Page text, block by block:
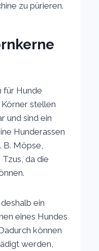
zu pürieren.
für Hunde
stellen
und sind ein
Hunderassen
B. Möpse,
da die
ein
eines Hundes
können
werden,